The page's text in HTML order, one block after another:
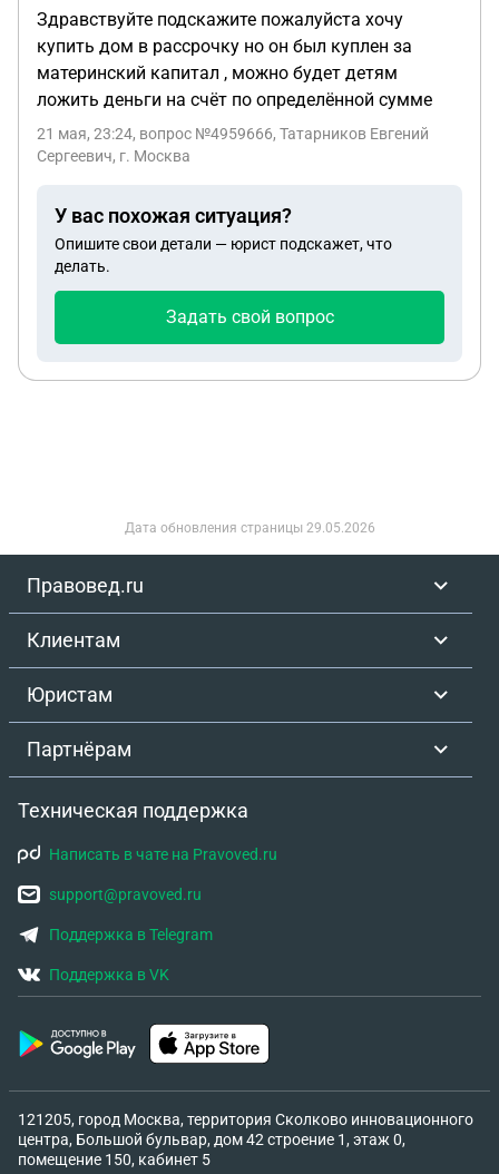
Здравствуйте подскажите пожалуйста хочу
купить дом в рассрочку но он был куплен за
материнский капитал , можно будет детям
ложить деньги на счёт по определённой сумме
21 мая, 23:24, вопрос №4959666, Татарников Евгений
Сергеевич, г. Москва
У вас похожая ситуация?
Опишите свои детали — юрист подскажет, что
делать.
Задать свой вопрос
Дата обновления страницы 29.05.2026
Правовед.ru
Клиентам
Юристам
Партнёрам
Техническая поддержка
Написать в чате на Pravoved.ru
support@pravoved.ru
Поддержка в Telegram
Поддержка в VK
121205, город Москва, территория Сколково инновационного
центра, Большой бульвар, дом 42 строение 1, этаж 0,
помещение 150, кабинет 5